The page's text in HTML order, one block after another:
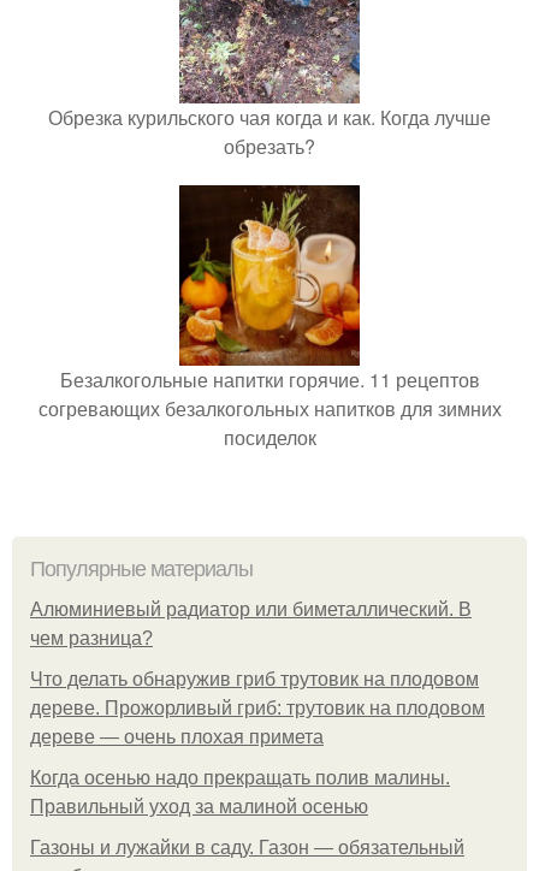
Обрезка курильского чая когда и как. Когда лучше
обрезать?
Безалкогольные напитки горячие. 11 рецептов
согревающих безалкогольных напитков для зимних
посиделок
Популярные материалы
Алюминиевый радиатор или биметаллический. В
чем разница?
Что делать обнаружив гриб трутовик на плодовом
дереве. Прожорливый гриб: трутовик на плодовом
дереве — очень плохая примета
Когда осенью надо прекращать полив малины.
Правильный уход за малиной осенью
Газоны и лужайки в саду. Газон — обязательный